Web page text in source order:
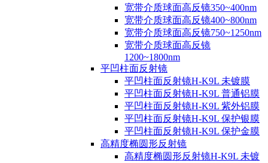
宽带介质球面高反镜350~400nm
宽带介质球面高反镜400~800nm
宽带介质球面高反镜750~1250nm
宽带介质球面高反镜
1200~1800nm
平凹柱面反射镜
平凹柱面反射镜H-K9L 未镀膜
平凹柱面反射镜H-K9L 普通铝膜
平凹柱面反射镜H-K9L 紫外铝膜
平凹柱面反射镜H-K9L 保护银膜
平凹柱面反射镜H-K9L 保护金膜
高精度椭圆形反射镜
高精度椭圆形反射镜H-K9L 未镀